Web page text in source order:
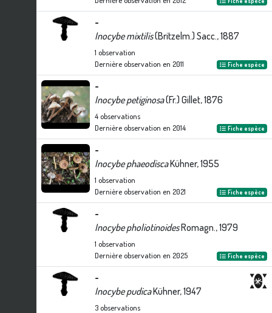
-
Inocybe mixtilis(Britzelm.) Sacc., 1887
1 observation
Dernière observation en 2011 Fiche espèce
-
Inocybe petiginosa(Fr.) Gillet, 1876
4observations
Dernière observation en 2014 Fiche espèce
-
Inocybe phaeodiscaKühner, 1955
1 observation
Dernière observation en 2021 Fiche espèce
-
Inocybe pholiotinoidesRomagn., 1979
1 observation
Dernière observation en 2025 Fiche espèce
-
Inocybe pudicaKühner, 1947
3observations